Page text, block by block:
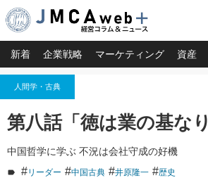
新着 企業戦略 マーケティング 資産
人間学・古典
第八話「徳は業の基なり
中国哲学に学ぶ 不況は会社守成の好機
#リーダー #中国古典 #井原隆一 #歴史